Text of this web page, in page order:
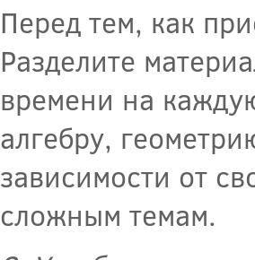
Перед тем, как
Разделите
времени на
алгебру,
зависимости от
сложным темам.